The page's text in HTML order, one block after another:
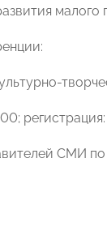
малого
СМИ